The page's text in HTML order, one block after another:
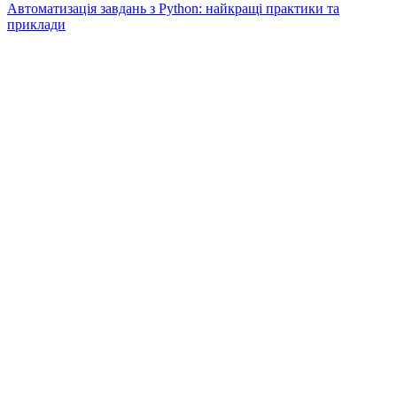
Автоматизація завдань з Python: найкращі практики та
приклади